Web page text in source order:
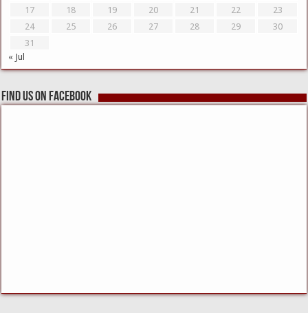
17
18 19 20 21 22
23
24
25 26 27 28 29
30
31
« Jul
Find us on Facebook